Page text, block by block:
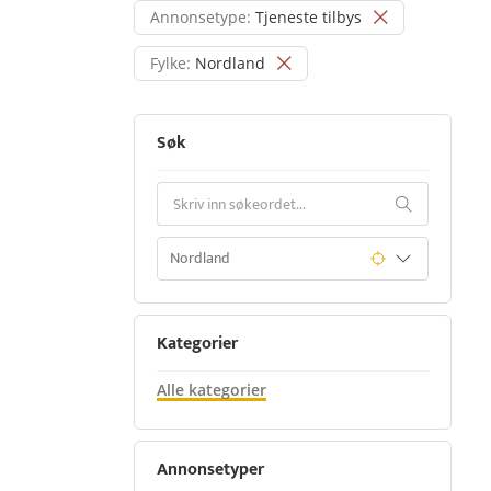
Annonsetype: Tjeneste tilbys
Fylke: Nordland
Søk
Kategorier
Alle kategorier
Annonsetyper